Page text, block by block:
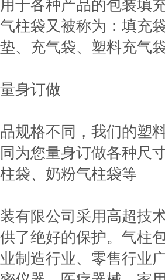
于各种产品的包装填
柱袋又被称为：填充
、充气袋、塑料充气
身订做
规格不同，我们的塑
为您量身订做各种尺
袋、奶粉气柱袋等
有限公司采用高超技
了绝好的保护。气柱
制造行业、零售行业